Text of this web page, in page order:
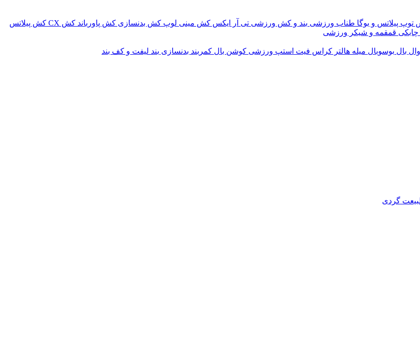
توپ پیلاتس و یوگا طناب ورزشی بند و کش ورزشی تی آر ایکس کش مینی لوپ کش بدنسازی کش پاورباند کش CX
کش پیلاتس
چابکی قمقمه و شیکر ورزشی
وال بال بوسوبال میله هالتر کراس فیت استپ ورزشی کوشن بال کمربند بدنسازی بند لیفت و کف بند
گردی